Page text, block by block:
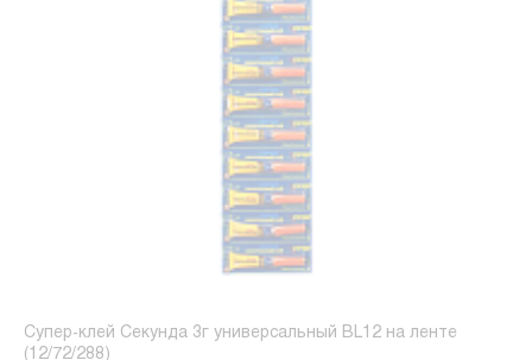
Супер-клей Секунда 3г универсальный BL12 на ленте
(12/72/288)